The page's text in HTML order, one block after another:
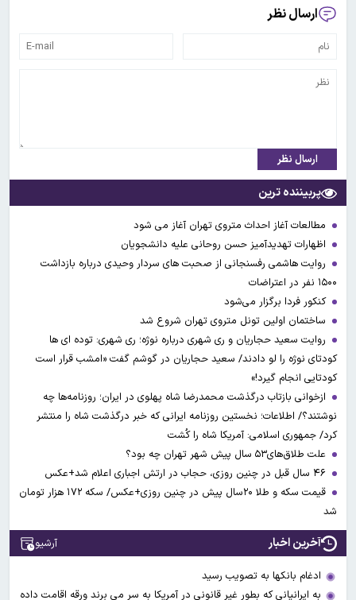
ارسال نظر
ارسال نظر
پربیننده ترین
مطالعات آغاز احداث متروی تهران آغاز می شود
اظهارات تهدیدآمیز حسن روحانی علیه دانشجویان
روایت هاشمی رفسنجانی از صحبت های سردار وحیدی درباره بازداشت
۱۵۰۰ نفر در اعتراضات
کنکور فردا برگزار می‌شود
ساختمان اولین تونل متروی تهران شروع شد
روایت سعید حجاریان و ری شهری درباره نوژه؛ ری شهری: توده ای ها
کودتای نوژه را لو دادند/ سعید حجاریان در گوشم گفت «امشب قرار است
کودتایی انجام گیرد!»
ازخوانی بازتاب درگذشت محمدرضا شاه پهلوی در ایران؛ روزنامه‌ها چه
نوشتند؟/ اطلاعات؛ نخستین روزنامه ایرانی که خبر درگذشت شاه را منتشر
کرد/ جمهوری اسلامی: آمریکا شاه را کُشت
علت طلاق‌های۵۳ سال پیش شهر تهران چه بود؟
قیمت سکه و طلا ۲۰سال پیش در چنین روزی+عکس/ سکه ۱۷۲ هزار تومان
شد
آخرین اخبار آرشیو
ادغام بانکها به تصویب رسید
به ایرانیانی که بطور غیر قانونی در آمریکا به سر می برند ورقه اقامت داده